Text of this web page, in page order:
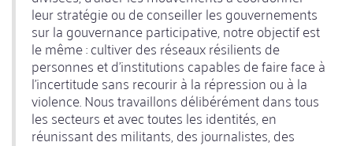
leur stratégie ou de conseiller les gouvernements
sur la gouvernance participative, notre objectif est
le même : cultiver des réseaux résilients de
personnes et d'institutions capables de faire face à
l'incertitude sans recourir à la répression ou à la
violence. Nous travaillons délibérément dans tous
les secteurs et avec toutes les identités, en
réunissant des militants, des journalistes, des